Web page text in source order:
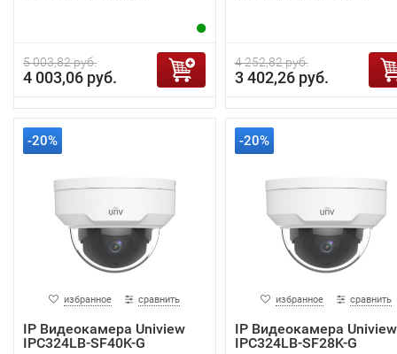
5 003,82 руб.
4 003,06 руб.
4 252,82 руб.
3 402,26 руб.
-20%
избранное сравнить
IP Видеокамера Uniview
IPC324LB-SF40K-G
-20%
избранное сравнить
IP Видеокамера Uniview
IPC324LB-SF28K-G